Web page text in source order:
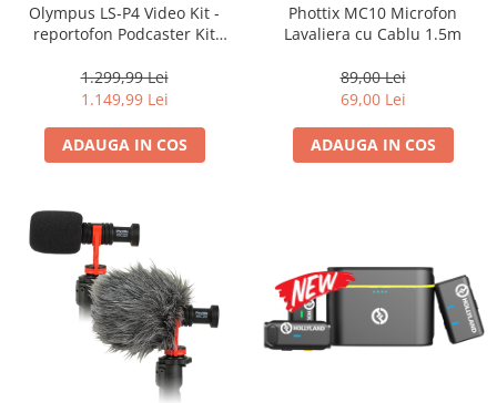
Vizor
Olympus LS-P4 Video Kit -
reportofon Podcaster Kit
extension cable and
windshield
1.299,99 Lei
1.149,99 Lei
ADAUGA IN COS
Phottix MC10 Microfon
Lavaliera cu Cablu 1.5m
89,00 Lei
69,00 Lei
ADAUGA IN COS